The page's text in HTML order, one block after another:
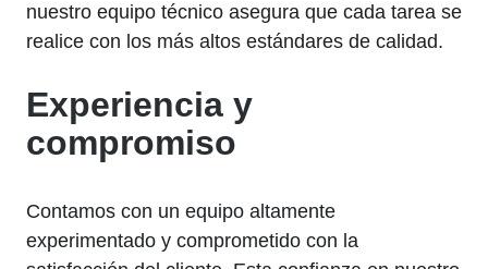
nuestro equipo técnico asegura que cada tarea se
realice con los más altos estándares de calidad.
Experiencia y
compromiso
Contamos con un equipo altamente
experimentado y comprometido con la